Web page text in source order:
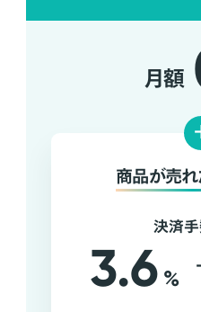
月額
商品が売れ
決済
3.6 %